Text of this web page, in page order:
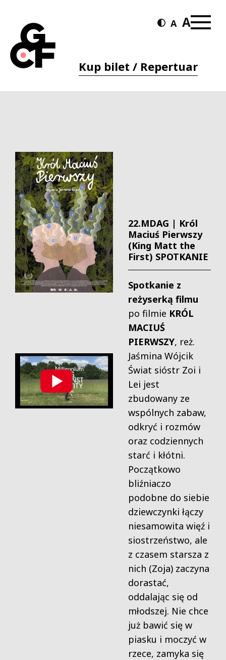
Kup bilet / Repertuar
22.MDAG | Król
Maciuś Pierwszy
(King Matt the
First) SPOTKANIE
Spotkanie z
reżyserką filmu
po filmie KRÓL
MACIUŚ
PIERWSZY, reż.
Jaśmina Wójcik
Świat sióstr Zoi i
Lei jest
zbudowany ze
wspólnych zabaw,
odkryć i rozmów
oraz codziennych
starć i kłótni.
Początkowo
bliźniaczo
podobne do siebie
dziewczynki łączy
niesamowita więź i
siostrzeństwo, ale
z czasem starsza z
nich (Zoja) zaczyna
dorastać,
oddalając się od
młodszej. Nie chce
już bawić się w
piasku i moczyć w
rzece, zamyka się